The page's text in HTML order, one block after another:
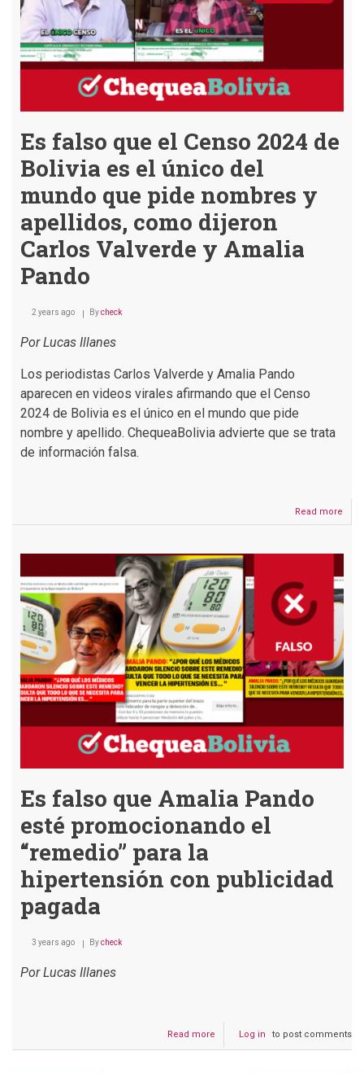
Es falso que el Censo 2024 de
Bolivia es el único del
mundo que pide nombres y
apellidos, como dijeron
Carlos Valverde y Amalia
Pando
2 years ago Bycheck
Por Lucas Illanes
Los periodistas Carlos Valverde y Amalia Pando
aparecen en videos virales afirmando que el Censo
2024 de Bolivia es el único en el mundo que pide
nombre y apellido. ChequeaBolivia advierte que se trata
de información falsa.
Read more
Es
que
2024
de
es
el
del
Es falso que Amalia Pando
esté promocionando el
“remedio” para la
hipertensión con publicidad
pagada
3 years ago Bycheck
Por Lucas Illanes
Read more
Es
Log in to post comments